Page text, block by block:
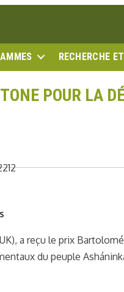
RECHERCHE
POUR LA
a reçu le prix
du peuple